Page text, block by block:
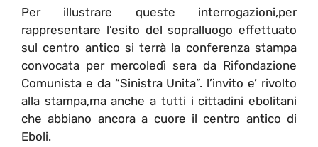
Per illustrare queste interrogazioni,per
rappresentare l’esito del sopralluogo effettuato
sul centro antico si terrà la conferenza stampa
convocata per mercoledì sera da Rifondazione
Comunista e da “Sinistra Unita”. l’invito e’ rivolto
alla stampa,ma anche a tutti i cittadini ebolitani
che abbiano ancora a cuore il centro antico di
Eboli.